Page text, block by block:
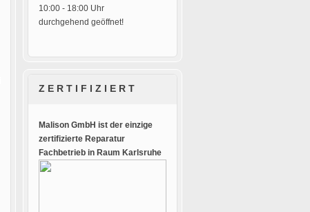
10:00 - 18:00 Uhr
durchgehend geöffnet!
Z E R T I F I Z I E R T
Malison GmbH ist der einzige
zertifizierte Reparatur
Fachbetrieb in Raum Karlsruhe